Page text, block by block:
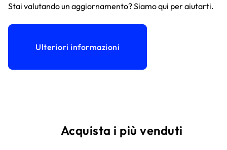
Stai valutando un aggiornamento? Siamo qui per aiutarti.
Ulteriori informazioni
Acquista i più venduti